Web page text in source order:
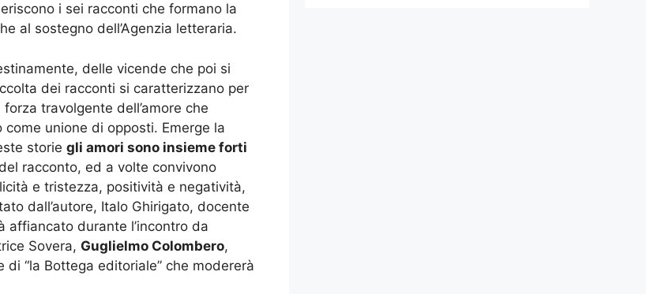
i sei racconti che formano la
al sostegno dell’Agenzia letteraria.
delle vicende che poi si
dei racconti si caratterizzano per
travolgente dell’amore che
unione di opposti. Emerge la
storie gli amori sono insieme forti
racconto, ed a volte convivono
e tristezza, positività e negatività,
dall’autore, Italo Ghirigato, docente
affiancato durante l’incontro da
Sovera, Guglielmo Colombero,
di “la Bottega editoriale” che modererà